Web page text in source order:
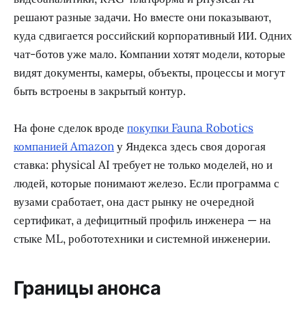
решают разные задачи. Но вместе они показывают,
куда сдвигается российский корпоративный ИИ. Одних
чат-ботов уже мало. Компании хотят модели, которые
видят документы, камеры, объекты, процессы и могут
быть встроены в закрытый контур.
На фоне сделок вроде покупки Fauna Robotics
компанией Amazonу Яндекса здесь своя дорогая
ставка: physical AI требует не только моделей, но и
людей, которые понимают железо. Если программа с
вузами сработает, она даст рынку не очередной
сертификат, а дефицитный профиль инженера — на
стыке ML, робототехники и системной инженерии.
Границы анонса